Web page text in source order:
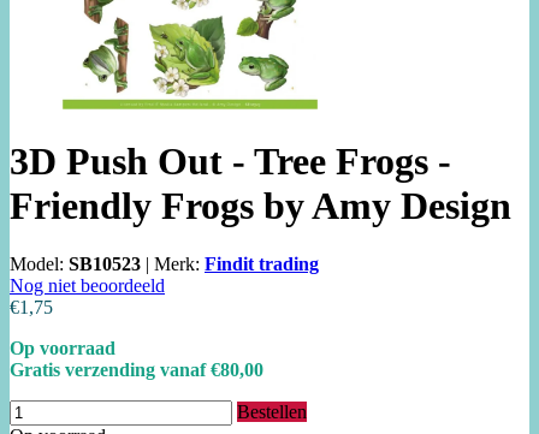
3D Push Out - Tree Frogs -
Friendly Frogs by Amy Design
Model: SB10523 | Merk: Findit trading
Nog niet beoordeeld
€1,75
Op voorraad
Gratis verzending vanaf €80,00
Bestellen